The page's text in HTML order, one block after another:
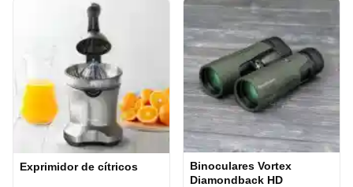
Exprimidor de cítricos
Binoculares Vortex
Diamondback HD